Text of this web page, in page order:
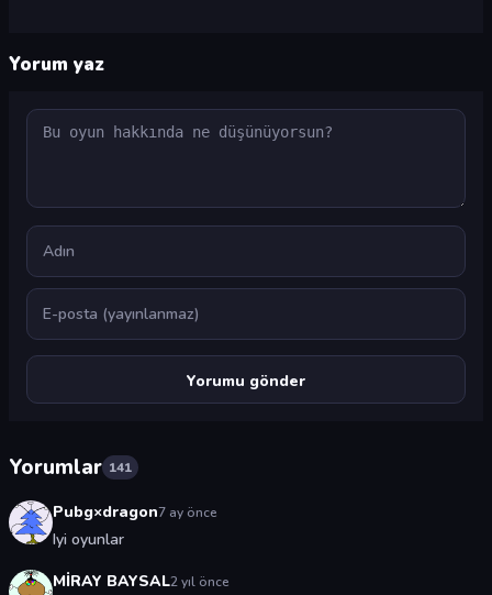
Yorum yaz
Yorum
Ad
E-posta
Yorumlar 141
Pubg×dragon7 ay önce
Iyi oyunlar
MİRAY BAYSAL2 yıl önce